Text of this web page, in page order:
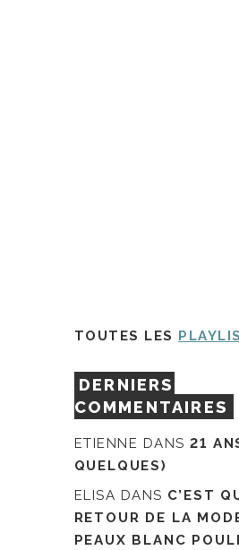
TOUTES LES
DERNIERS
COMMENTAIRES
ETIENNE DANS21
QUELQUES)
ELISA DANS C’EST
RETOUR DE LA
PEAUX BLANC